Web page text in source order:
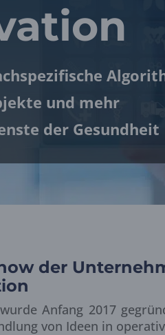
und mehr
der Gesundheit
der
wurde Anfang 2017
von Ideen in